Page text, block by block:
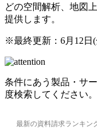
どの空間解析、地図
提供します。
※最終更新： 6月12日
条件にあう製品・サ
度検索してください。
最新の資料請求ランキン